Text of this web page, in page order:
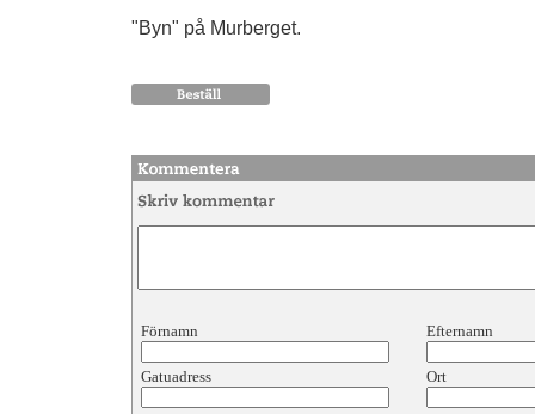
"Byn" på Murberget.
Förnamn Efternamn
Gatuadress Ort